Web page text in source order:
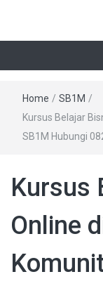
Home / SB1M /
Kursus Belajar
SB1M Hubungi
Kursus
Online